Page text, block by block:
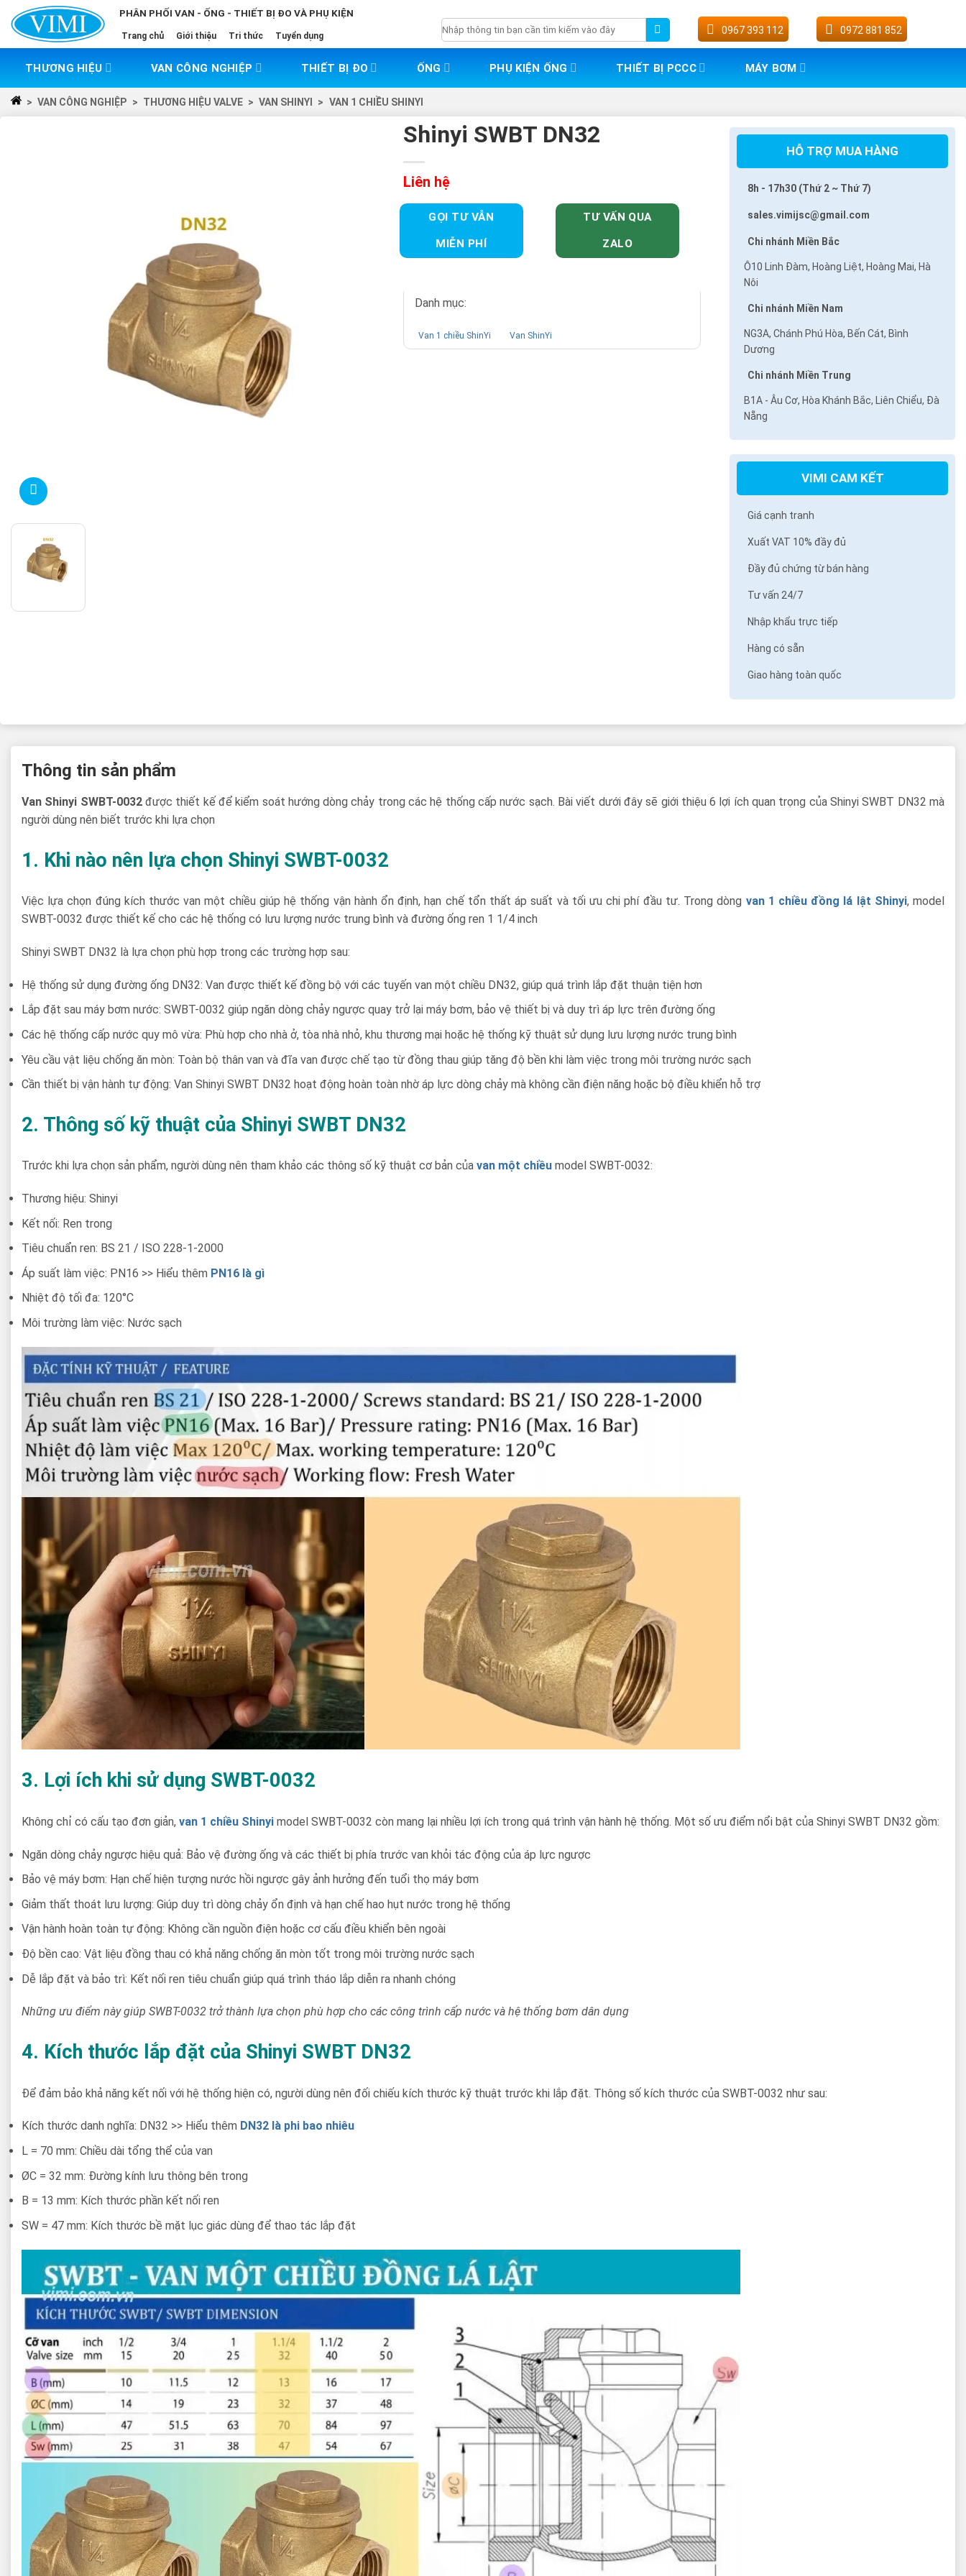
content
PHÂN PHỐI VAN - ỐNG - THIẾT BỊ ĐO VÀ PHỤ KIỆN
Trang chủ Giới thiệu Tri thức Tuyển dụng
Tìm
kiếm:
0967 393 112 0972 881 852
THƯƠNG HIỆU VAN CÔNG NGHIỆP THIẾT BỊ ĐO ỐNG PHỤ KIỆN ỐNG THIẾT BỊ PCCC MÁY BƠM
> VAN CÔNG NGHIỆP > THƯƠNG HIỆU VALVE > VAN SHINYI > VAN 1 CHIỀU SHINYI
Shinyi SWBT DN32
Liên hệ
Danh mục:
Van 1 chiều ShinYi Van ShinYi
GỌI TƯ VẪN
MIỄN PHÍ
TƯ VẤN QUA
ZALO
HỖ TRỢ MUA HÀNG
8h - 17h30 (Thứ 2 ~ Thứ 7)
sales.vimijsc@gmail.com
Chi nhánh Miền Bắc
Ô10 Linh Đàm, Hoàng Liệt, Hoàng Mai, Hà
Nôi
Chi nhánh Miền Nam
NG3A, Chánh Phú Hòa, Bến Cát, Bình
Dương
Chi nhánh Miền Trung
B1A - Âu Cơ, Hòa Khánh Bắc, Liên Chiểu, Đà
Nẵng
VIMI CAM KẾT
Giá cạnh tranh
Xuất VAT 10% đầy đủ
Đầy đủ chứng từ bán hàng
Tư vấn 24/7
Nhập khẩu trực tiếp
Hàng có sẵn
Giao hàng toàn quốc
Thông tin sản phẩm
Van Shinyi SWBT-0032 được thiết kế để kiểm soát hướng dòng chảy trong các hệ thống cấp nước sạch. Bài viết dưới đây sẽ giới thiệu 6 lợi ích quan trọng của Shinyi SWBT DN32 mà
người dùng nên biết trước khi lựa chọn
1. Khi nào nên lựa chọn Shinyi SWBT-0032
Việc lựa chọn đúng kích thước van một chiều giúp hệ thống vận hành ổn định, hạn chế tổn thất áp suất và tối ưu chi phí đầu tư. Trong dòng van 1 chiều đồng lá lật Shinyi, model
SWBT-0032 được thiết kế cho các hệ thống có lưu lượng nước trung bình và đường ống ren 1 1/4 inch
Shinyi SWBT DN32 là lựa chọn phù hợp trong các trường hợp sau:
Hệ thống sử dụng đường ống DN32: Van được thiết kế đồng bộ với các tuyến van một chiều DN32, giúp quá trình lắp đặt thuận tiện hơn
Lắp đặt sau máy bơm nước: SWBT-0032 giúp ngăn dòng chảy ngược quay trở lại máy bơm, bảo vệ thiết bị và duy trì áp lực trên đường ống
Các hệ thống cấp nước quy mô vừa: Phù hợp cho nhà ở, tòa nhà nhỏ, khu thương mại hoặc hệ thống kỹ thuật sử dụng lưu lượng nước trung bình
Yêu cầu vật liệu chống ăn mòn: Toàn bộ thân van và đĩa van được chế tạo từ đồng thau giúp tăng độ bền khi làm việc trong môi trường nước sạch
Cần thiết bị vận hành tự động: Van Shinyi SWBT DN32 hoạt động hoàn toàn nhờ áp lực dòng chảy mà không cần điện năng hoặc bộ điều khiển hỗ trợ
2. Thông số kỹ thuật của Shinyi SWBT DN32
Trước khi lựa chọn sản phẩm, người dùng nên tham khảo các thông số kỹ thuật cơ bản của van một chiều model SWBT-0032:
Thương hiệu: Shinyi
Kết nối: Ren trong
Tiêu chuẩn ren: BS 21 / ISO 228-1-2000
Áp suất làm việc: PN16 >> Hiểu thêm PN16 là gì
Nhiệt độ tối đa: 120°C
Môi trường làm việc: Nước sạch
3. Lợi ích khi sử dụng SWBT-0032
Không chỉ có cấu tạo đơn giản, van 1 chiều Shinyi model SWBT-0032 còn mang lại nhiều lợi ích trong quá trình vận hành hệ thống. Một số ưu điểm nổi bật của Shinyi SWBT DN32 gồm:
Ngăn dòng chảy ngược hiệu quả: Bảo vệ đường ống và các thiết bị phía trước van khỏi tác động của áp lực ngược
Bảo vệ máy bơm: Hạn chế hiện tượng nước hồi ngược gây ảnh hưởng đến tuổi thọ máy bơm
Giảm thất thoát lưu lượng: Giúp duy trì dòng chảy ổn định và hạn chế hao hụt nước trong hệ thống
Vận hành hoàn toàn tự động: Không cần nguồn điện hoặc cơ cấu điều khiển bên ngoài
Độ bền cao: Vật liệu đồng thau có khả năng chống ăn mòn tốt trong môi trường nước sạch
Dễ lắp đặt và bảo trì: Kết nối ren tiêu chuẩn giúp quá trình tháo lắp diễn ra nhanh chóng
Những ưu điểm này giúp SWBT-0032 trở thành lựa chọn phù hợp cho các công trình cấp nước và hệ thống bơm dân dụng
4. Kích thước lắp đặt của Shinyi SWBT DN32
Để đảm bảo khả năng kết nối với hệ thống hiện có, người dùng nên đối chiếu kích thước kỹ thuật trước khi lắp đặt. Thông số kích thước của SWBT-0032 như sau:
Kích thước danh nghĩa: DN32 >> Hiểu thêm DN32 là phi bao nhiêu
L = 70 mm: Chiều dài tổng thể của van
ØC = 32 mm: Đường kính lưu thông bên trong
B = 13 mm: Kích thước phần kết nối ren
SW = 47 mm: Kích thước bề mặt lục giác dùng để thao tác lắp đặt